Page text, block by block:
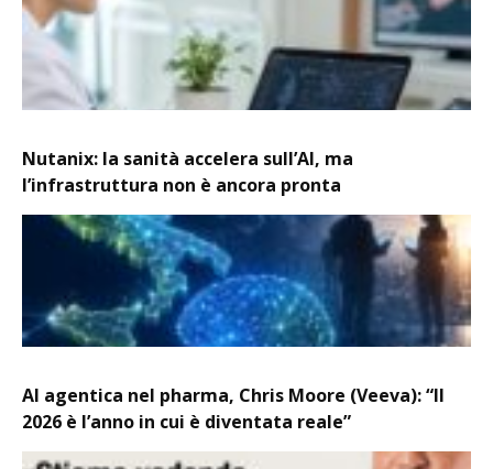
Nutanix: la sanità accelera sull’AI, ma
l’infrastruttura non è ancora pronta
AI agentica nel pharma, Chris Moore (Veeva): “Il
2026 è l’anno in cui è diventata reale”